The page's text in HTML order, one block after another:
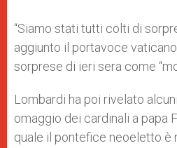
“Siamo stati tutti colti di
aggiunto il portavoce
sorprese di ieri sera come
Lombardi ha poi rivelato
omaggio dei cardinali a papa
quale il pontefice neoeletto è